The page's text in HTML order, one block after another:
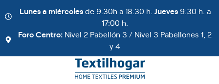
Lunes a miércolesde 9:30h a 18:30 h. Jueves 9:30 h. a
17:00 h.
Foro Centro: Nivel 2 Pabellón 3 / Nivel 3 Pabellones 1, 2
y 4